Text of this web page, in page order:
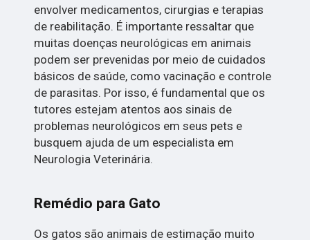
envolver medicamentos, cirurgias e terapias
de reabilitação. É importante ressaltar que
muitas doenças neurológicas em animais
podem ser prevenidas por meio de cuidados
básicos de saúde, como vacinação e controle
de parasitas. Por isso, é fundamental que os
tutores estejam atentos aos sinais de
problemas neurológicos em seus pets e
busquem ajuda de um especialista em
Neurologia Veterinária.
Remédio para Gato
Os gatos são animais de estimação muito